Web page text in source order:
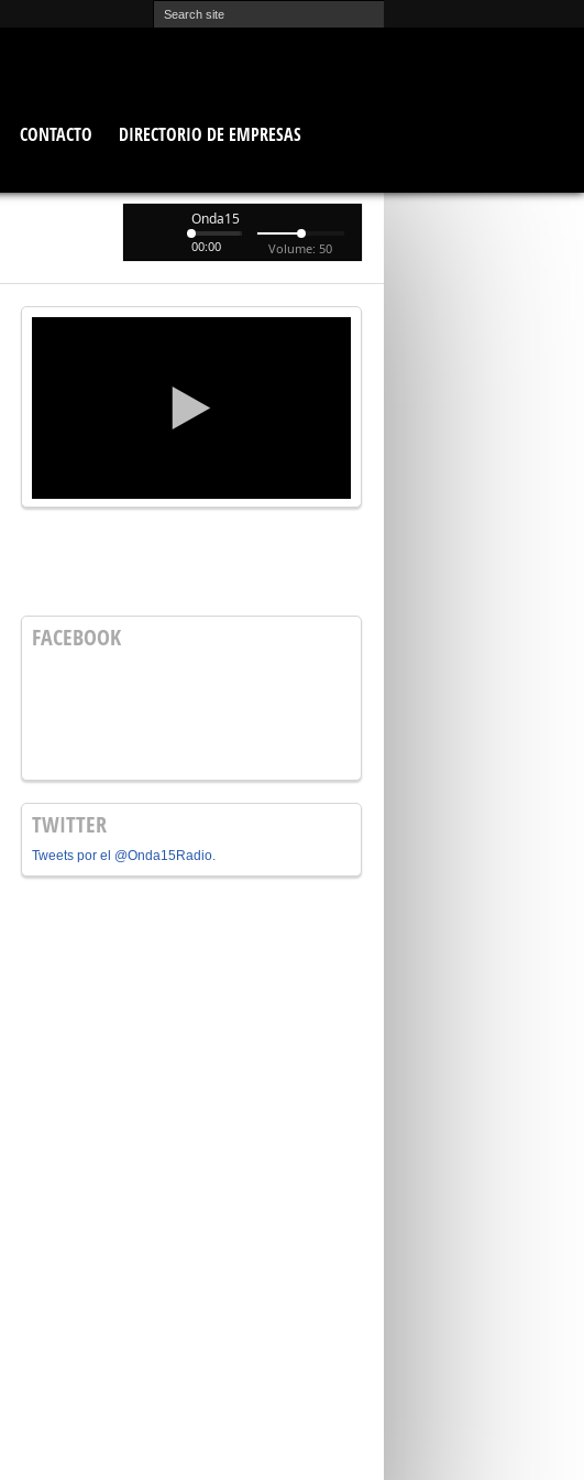
CONTACTO
DIRECTORIO DE EMPRESAS
Onda15
00:00 Volume: 50
FACEBOOK
TWITTER
Tweets por el @Onda15Radio.